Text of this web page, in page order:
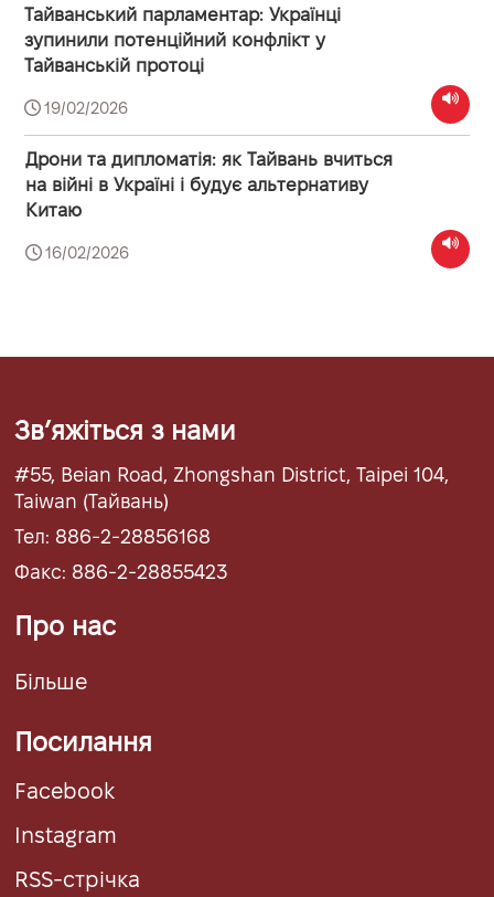
Тайванський парламентар: Українці
зупинили потенційний конфлікт у
Тайванській протоці
19/02/2026
Дрони та дипломатія: як Тайвань вчиться
на війні в Україні і будує альтернативу
Китаю
16/02/2026
Звʼяжіться з нами
#55, Beian Road, Zhongshan District, Taipei 104,
Taiwan (Тайвань)
Тел: 886-2-28856168
Факс: 886-2-28855423
Про нас
Більше
Посилання
Facebook
Instagram
RSS-стрічка